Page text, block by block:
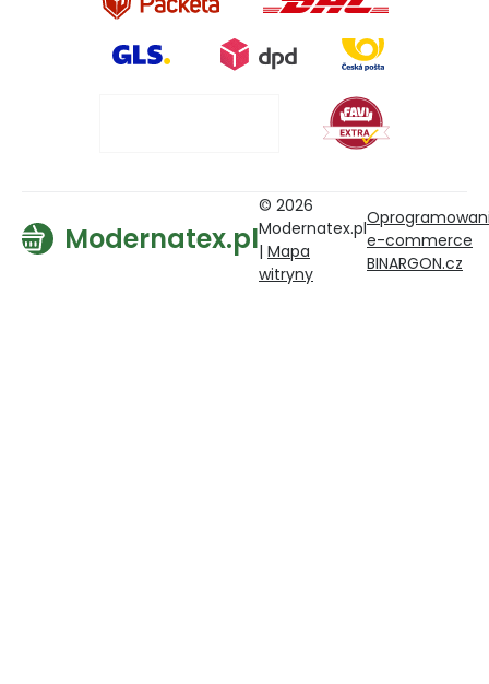
Modernatex.pl
© 2026
Modernatex.pl
| Mapa
witryny
e-commerce
BINARGON.cz